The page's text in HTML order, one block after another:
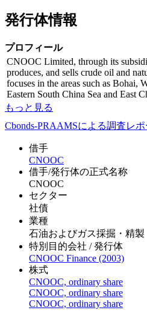
発行体情報
プロフィール
CNOOC Limited, through its
produces, and sells crude oil and
focuses in the areas such as Bohai,
Eastern South China Sea and East
もっと見る
Cbonds-PRAAMSによる調査レポ
借手
CNOOC
借手/発行体の正式名称
CNOOC
セクター
社債
業種
石油およびガス採掘・精製
特別目的会社 / 発行体
CNOOC Finance (2003)
株式
CNOOC, ordinary share
CNOOC, ordinary share
CNOOC, ordinary share